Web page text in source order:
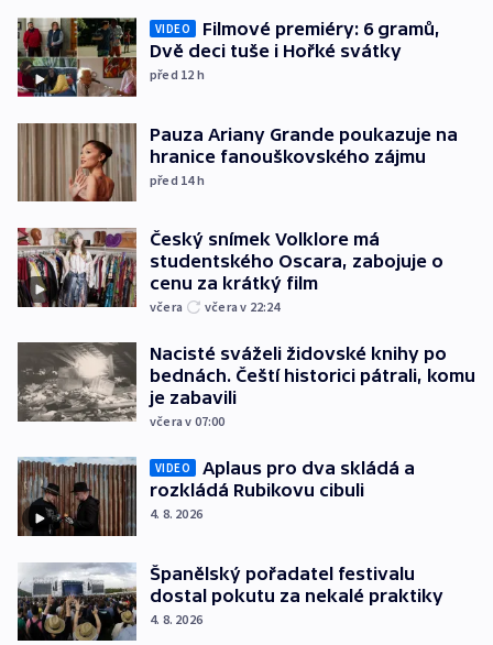
VIDEO
Filmové premiéry: 6 gramů,
Dvě deci tuše i Hořké svátky
před 12 h
Pauza Ariany Grande poukazuje na
hranice fanouškovského zájmu
před 14h
Český snímek Volklore má
studentského Oscara, zabojuje o
cenu za krátký film
včera včera v 22:24
Nacisté sváželi židovské knihy po
bednách. Čeští historici pátrali, komu
je zabavili
včera v 07:00
VIDEO
Aplaus pro dva skládá a
rozkládá Rubikovu cibuli
4. 8. 2026
Španělský pořadatel festivalu
dostal pokutu za nekalé praktiky
4. 8. 2026